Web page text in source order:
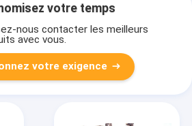
votre temps
nous contacter les meilleurs
avec vous.
votre exigence